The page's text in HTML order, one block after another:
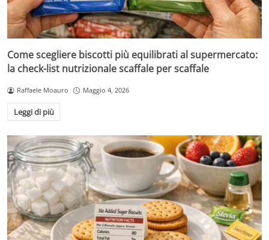
Come scegliere biscotti più equilibrati al supermercato:
la check-list nutrizionale scaffale per scaffale
Raffaele Moauro Maggio 4, 2026
Leggi di più